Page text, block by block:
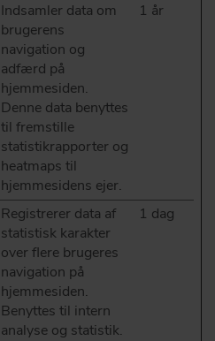
Indsamler data om
brugerens
navigation og
adfærd på
hjemmesiden.
Denne data benyttes
til fremstille
statistikrapporter og
heatmaps til
hjemmesidens ejer.
1 år
Registrerer data af
statistisk karakter
over flere brugeres
navigation på
hjemmesiden.
Benyttes til intern
analyse og statistik.
1 dag